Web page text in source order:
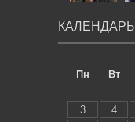
КАЛЕНДАРЬ
Пн
Вт
3
4